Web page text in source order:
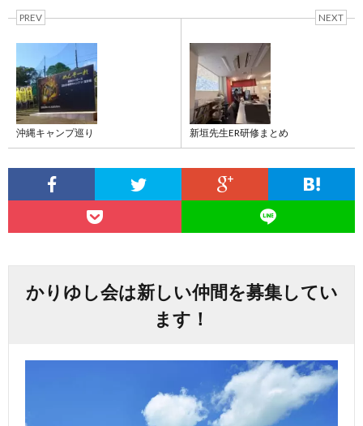
PREV
沖縄キャンプ巡り
NEXT
新垣先生ER研修まとめ
かりゆし会は新しい仲間を募集してい
ます！